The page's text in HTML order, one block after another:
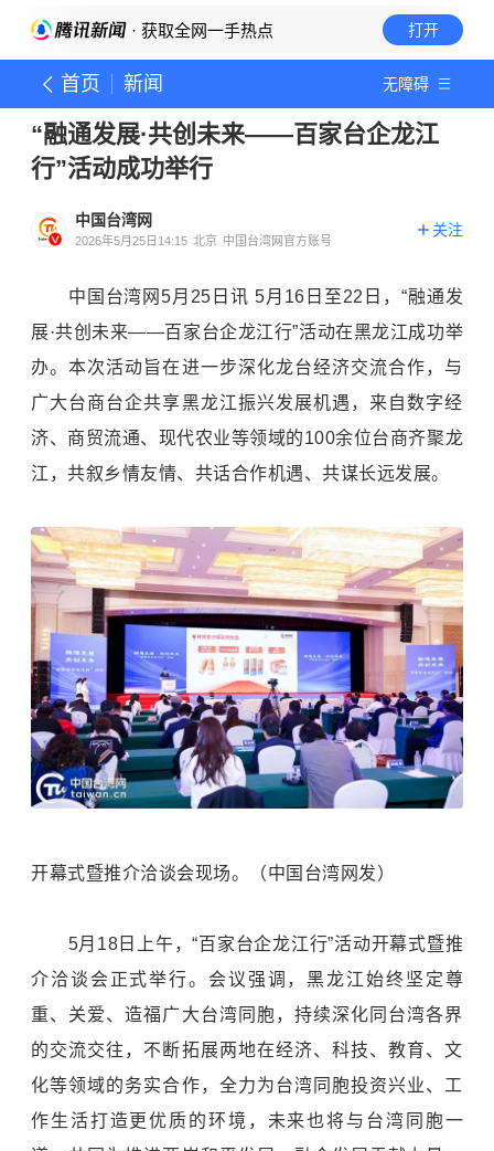
· 获取全网一手热点 打开
首页 新闻 无障碍
“融通发展·共创未来——百家台企龙江
行”活动成功举行
中国台湾网
2026年5月25日14:15 北京 中国台湾网官方账号
关注
中国台湾网5月25日讯 5月16日至22日，“融通发
展·共创未来——百家台企龙江行”活动在黑龙江成功举
办。本次活动旨在进一步深化龙台经济交流合作，与
广大台商台企共享黑龙江振兴发展机遇，来自数字经
济、商贸流通、现代农业等领域的100余位台商齐聚龙
江，共叙乡情友情、共话合作机遇、共谋长远发展。
开幕式暨推介洽谈会现场。（中国台湾网发）
5月18日上午，“百家台企龙江行”活动开幕式暨推
介洽谈会正式举行。会议强调，黑龙江始终坚定尊
重、关爱、造福广大台湾同胞，持续深化同台湾各界
的交流交往，不断拓展两地在经济、科技、教育、文
化等领域的务实合作，全力为台湾同胞投资兴业、工
作生活打造更优质的环境，未来也将与台湾同胞一